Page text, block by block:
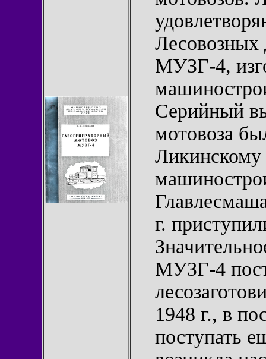
Лесовозных
МУЗГ-4,
Серийный
мотовоза
г.
МУЗГ-4
1948 г., в
поступать